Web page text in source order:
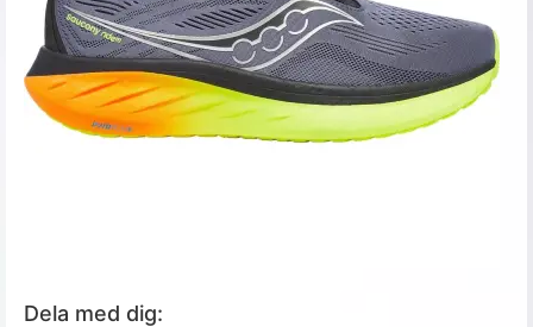
Dela med dig: